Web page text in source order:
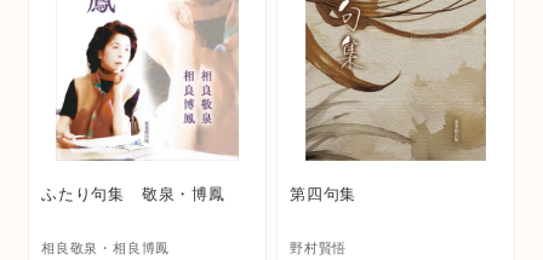
ふたり句集 敬泉・博鳳
相良敬泉・相良博鳳
第四句集
野村賢悟